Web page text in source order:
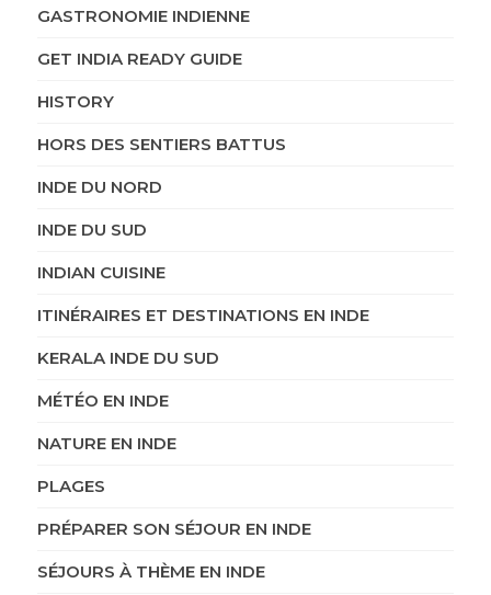
GASTRONOMIE INDIENNE
GET INDIA READY GUIDE
HISTORY
HORS DES SENTIERS BATTUS
INDE DU NORD
INDE DU SUD
INDIAN CUISINE
ITINÉRAIRES ET DESTINATIONS EN INDE
KERALA INDE DU SUD
MÉTÉO EN INDE
NATURE EN INDE
PLAGES
PRÉPARER SON SÉJOUR EN INDE
SÉJOURS À THÈME EN INDE